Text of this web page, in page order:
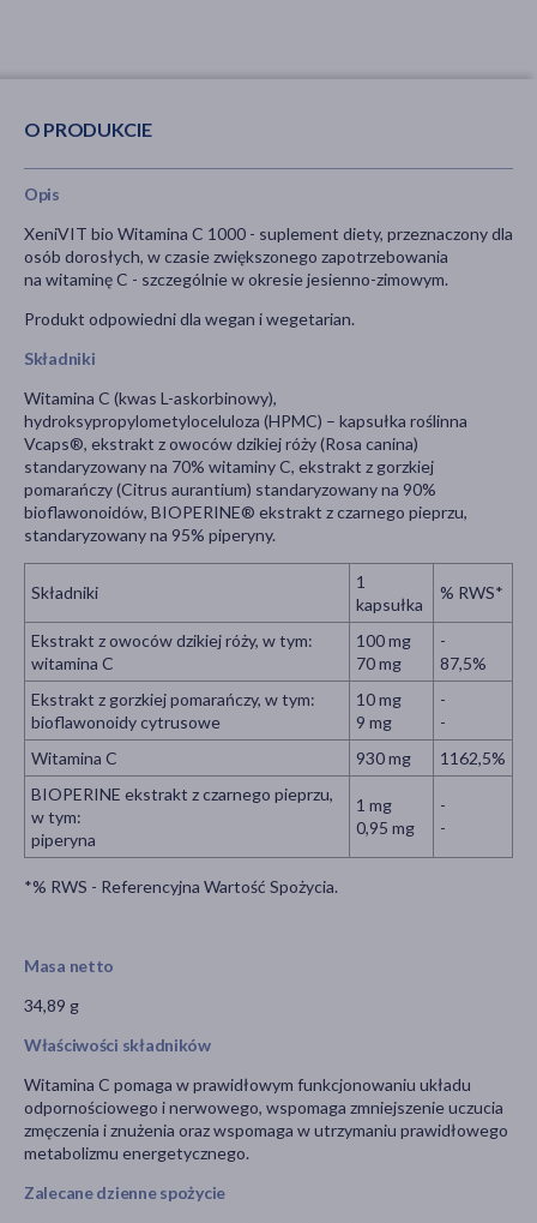
O PRODUKCIE
Opis
XeniVIT bio Witamina C 1000 - suplement diety, przeznaczony dla
osób dorosłych, w czasie zwiększonego zapotrzebowania
na witaminę C - szczególnie w okresie jesienno-zimowym.
Produkt odpowiedni dla wegan i wegetarian.
Składniki
Witamina C (kwas L-askorbinowy),
hydroksypropylometyloceluloza (HPMC) – kapsułka roślinna
Vcaps®, ekstrakt z owoców dzikiej róży (Rosa canina)
standaryzowany na 70% witaminy C, ekstrakt z gorzkiej
pomarańczy (Citrus aurantium) standaryzowany na 90%
bioflawonoidów, BIOPERINE® ekstrakt z czarnego pieprzu,
standaryzowany na 95% piperyny.
Składniki
1
kapsułka
% RWS*
Ekstrakt z owoców dzikiej róży, w tym:
witamina C
100 mg
70 mg
-
87,5%
Ekstrakt z gorzkiej pomarańczy, w tym:
bioflawonoidy cytrusowe
10 mg
9 mg
-
-
Witamina C
930 mg
1162,5%
BIOPERINE ekstrakt z czarnego pieprzu,
w tym:
piperyna
1 mg
0,95 mg
-
-
*% RWS - Referencyjna Wartość Spożycia.
Masa netto
34,89 g
Właściwości składników
Witamina C pomaga w prawidłowym funkcjonowaniu układu
odpornościowego i nerwowego, wspomaga zmniejszenie uczucia
zmęczenia i znużenia oraz wspomaga w utrzymaniu prawidłowego
metabolizmu energetycznego.
Zalecane dzienne spożycie